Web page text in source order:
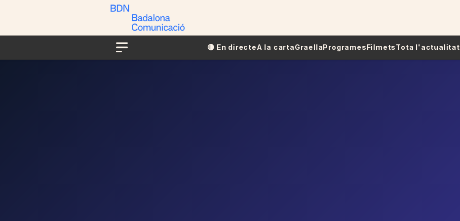
Menu
🔴​​ En directeA la cartaGraellaProgramesFilmetsTota l'actualitat